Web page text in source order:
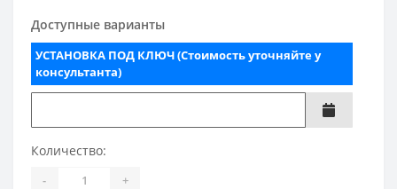
Доступные варианты
УСТАНОВКА ПОД КЛЮЧ (Стоимость уточняйте у
консультанта)
Количество:
- +